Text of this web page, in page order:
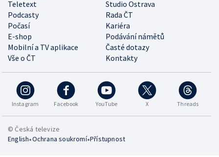
Teletext
Studio Ostrava
Podcasty
Rada ČT
Počasí
Kariéra
E-shop
Podávání námětů
Mobilní a TV aplikace
Časté dotazy
Vše o ČT
Kontakty
Instagram Facebook YouTube X Threads
© Česká televize
English•Ochrana soukromí•Přístupnost